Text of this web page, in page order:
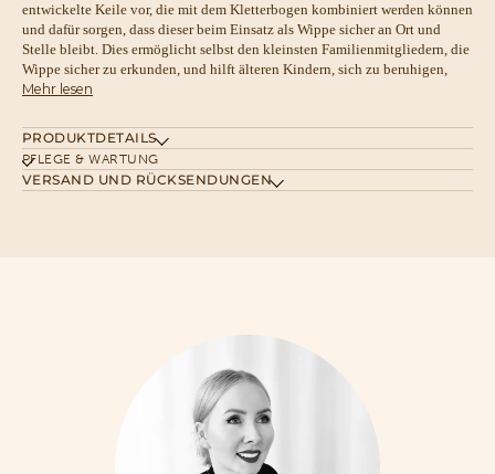
entwickelte Keile vor, die mit dem Kletterbogen kombiniert werden können
und dafür sorgen, dass dieser beim Einsatz als Wippe sicher an Ort und
Stelle bleibt. Dies ermöglicht selbst den kleinsten Familienmitgliedern, die
Wippe sicher zu erkunden, und hilft älteren Kindern, sich zu beruhigen,
Mehr lesen
PRODUKTDETAILS
PFLEGE & WARTUNG
VERSAND UND RÜCKSENDUNGEN